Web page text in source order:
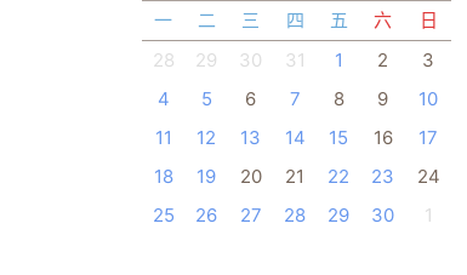
一 二 三 四 五 六
日
28
29 30 31 1 2
3
4
5 6 7 8 9
10
11
12 13 14 15 16
17
18
19 20 21 22 23
24
25
26 27 28 29 30 1